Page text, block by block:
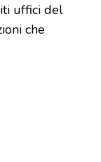
uffici del
che